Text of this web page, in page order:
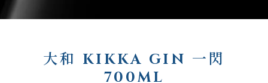
大和 KIKKA GIN 一閃
700ML